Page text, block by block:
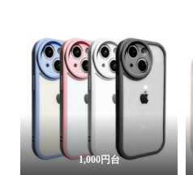
1,000円台